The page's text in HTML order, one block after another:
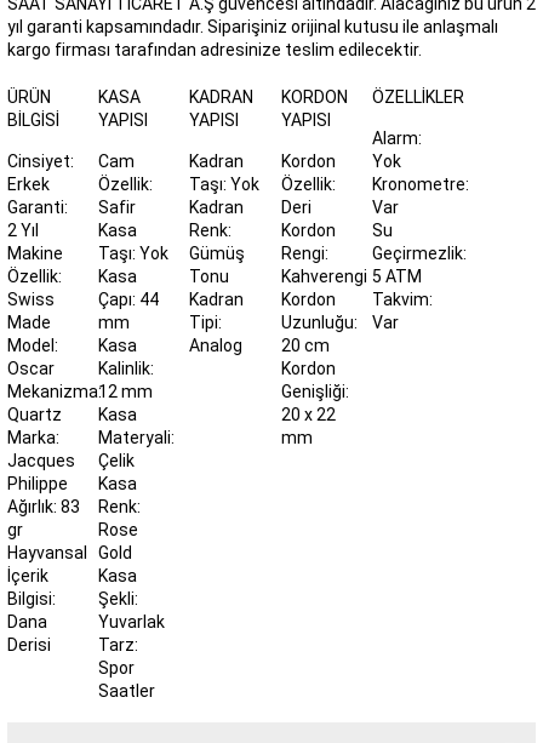
yıl garanti kapsamındadır. Siparişiniz orijinal kutusu ile anlaşmalı
kargo firması tarafından adresinize teslim edilecektir.
ÜRÜN
BILGISI
Cinsiyet:
Erkek
Garanti:
2 Yıl
Makine
Özellik:
Swiss
Made
Model:
Oscar
Mekanizma:
Quartz
Marka:
Jacques
Philippe
Ağırlık: 83
gr
Hayvansal
İçerik
Bilgisi:
Dana
Derisi
KASA
YAPISI
Cam
Özellik:
Safir
Kasa
Taşı: Yok
Kasa
Çapı: 44
mm
Kasa
Kalinlik:
12 mm
Kasa
Materyali:
Çelik
Kasa
Renk:
Rose
Gold
Kasa
Şekli:
Yuvarlak
Tarz:
Spor
Saatler
KADRAN
YAPISI
Kadran
Taşı: Yok
Kadran
Renk:
Gümüş
Tonu
Kadran
Tipi:
Analog
KORDON
YAPISI
Kordon
Özellik:
Deri
Kordon
Rengi:
Kahverengi
Kordon
Uzunluğu:
20 cm
Kordon
Genişliği:
20 x 22
mm
ÖZELLIKLER
Alarm:
Yok
Kronometre:
Var
Su
Geçirmezlik:
5 ATM
Takvim:
Var